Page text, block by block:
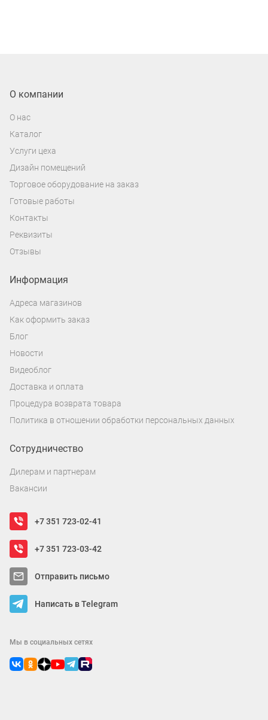
О компании
О нас
Каталог
Услуги цеха
Дизайн помещений
Торговое оборудование на заказ
Готовые работы
Контакты
Реквизиты
Отзывы
Информация
Адреса магазинов
Как оформить заказ
Блог
Новости
Видеоблог
Доставка и оплата
Процедура возврата товара
Политика в отношении обработки персональных данных
Сотрудничество
Дилерам и партнерам
Вакансии
+7 351 723-02-41
+7 351 723-03-42
Отправить письмо
Написать в Telegram
Мы в социальных сетях